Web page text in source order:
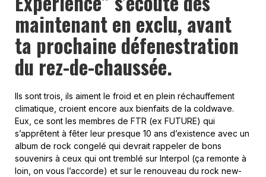
maintenant en exclu, avant
ta prochaine défenestration
du rez-de-chaussée.
Ils sont trois, ils aiment le froid et en plein réchauffement
climatique, croient encore aux bienfaits de la coldwave.
Eux, ce sont les membres de FTR (ex FUTURE) qui
s’apprêtent à fêter leur presque 10 ans d’existence avec un
album de rock congelé qui devrait rappeler de bons
souvenirs à ceux qui ont tremblé sur Interpol (ça remonte à
loin, on vous l’accorde) et sur le renouveau du rock new-